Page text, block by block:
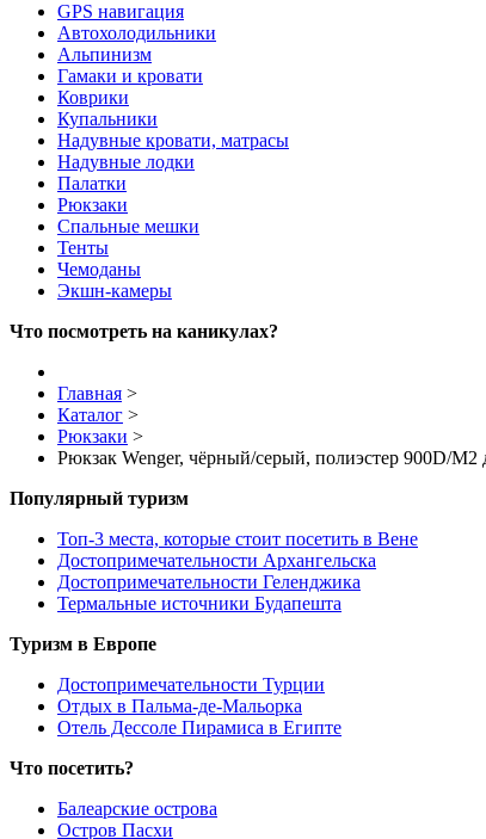
GPS навигация
Автохолодильники
Альпинизм
Гамаки и кровати
Коврики
Купальники
Надувные кровати, матрасы
Надувные лодки
Палатки
Рюкзаки
Спальные мешки
Тенты
Чемоданы
Экшн-камеры
Что посмотреть на каникулах?
Главная >
Каталог >
Рюкзаки >
Рюкзак Wenger, чёрный/серый, полиэстер 900D/М2
Популярный туризм
Топ-3 места, которые стоит посетить в Вене
Достопримечательности Архангельска
Достопримечательности Геленджика
Термальные источники Будапешта
Туризм в Европе
Достопримечательности Турции
Отдых в Пальма-де-Мальорка
Отель Дессоле Пирамиса в Египте
Что посетить?
Балеарские острова
Остров Пасхи